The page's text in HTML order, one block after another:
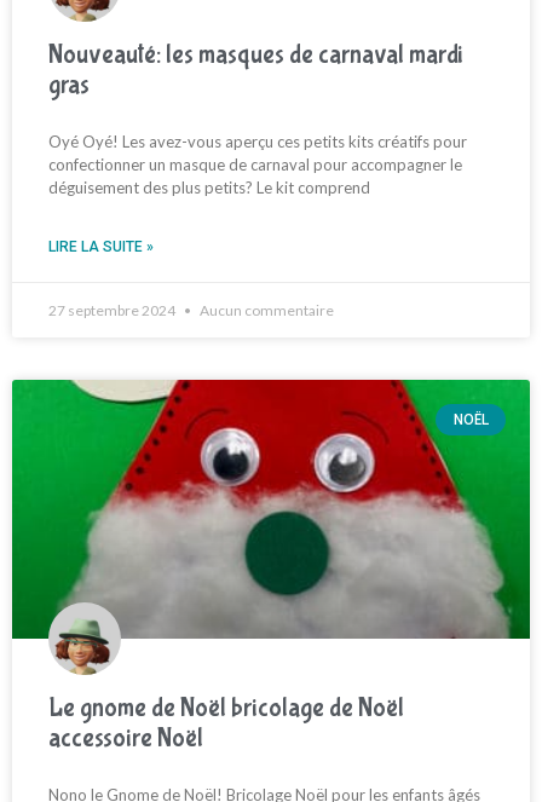
Nouveauté: les masques de carnaval mardi
gras
Oyé Oyé! Les avez-vous aperçu ces petits kits créatifs pour
confectionner un masque de carnaval pour accompagner le
déguisement des plus petits? Le kit comprend
LIRE LA SUITE »
27 septembre 2024 Aucun commentaire
NOËL
Le gnome de Noël bricolage de Noël
accessoire Noël
Nono le Gnome de Noël! Bricolage Noël pour les enfants âgés